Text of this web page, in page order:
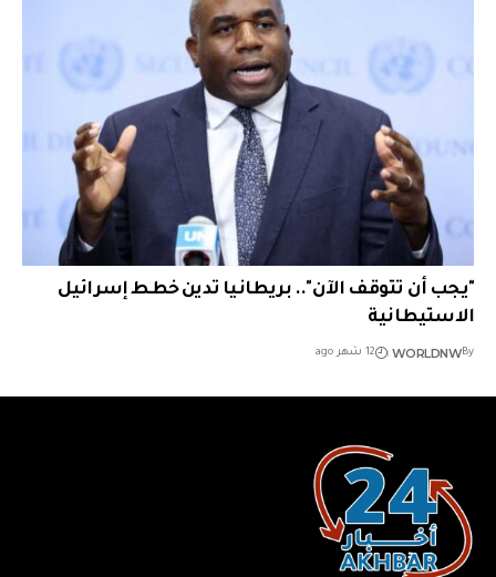
"يجب أن تتوقف الآن".. بريطانيا تدين خطط إسرائيل
الاستيطانية
By
WORLDNW 12 شهر ago